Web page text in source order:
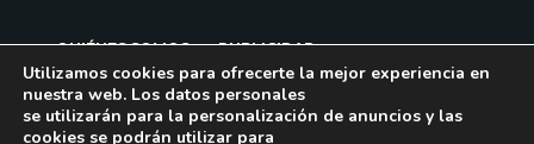
QUIÉNES SOMOS PUBLICIDAD
AVISO LEGAL
Utilizamos cookies para ofrecerte la mejor experiencia en
nuestra web. Los datos personales
se utilizarán para la personalización de anuncios y las
cookies se podrán utilizar para